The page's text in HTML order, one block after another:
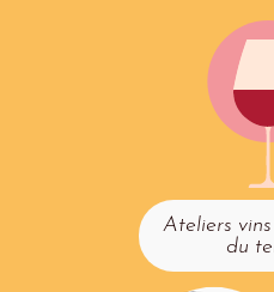
Ateliers
du